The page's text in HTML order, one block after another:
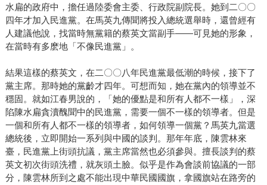
水扁的政府中，擔任過陸委會主委、行政院副院長。她到二〇〇
四年才加入民進黨。在馬英九傳聞將投入總統選舉時，還曾經有
人建議他說，找當時無黨籍的蔡英文當副手——可見她的形象，
在當時有多麽地「不像民進黨」。
結果這樣的蔡英文，在二〇〇八年民進黨最低潮的時候，接下了
黨主席。那時她的黨齡才四年。可想而知，她在黨內的領導並不
穩固。就如江春男說的，「她的優點是和所有人都不一樣」，深
陷陳水扁貪瀆醜聞中的民進黨，需要一個不一樣的領導者。但是
一個和所有人都不一樣的領導者，如何領導一個黨？馬英九當選
總統後，立即開始一系列與中國的談判。那年年底，陳雲林來
臺，民進黨上街頭抗議，黨主席當然也必須參與。擅長談判的蔡
英文初次街頭洗禮，就灰頭土臉。似乎是作為會談前協議的一部
分，陳雲林所到之處不能出現中華民國國旗，拿國旗站在路旁的